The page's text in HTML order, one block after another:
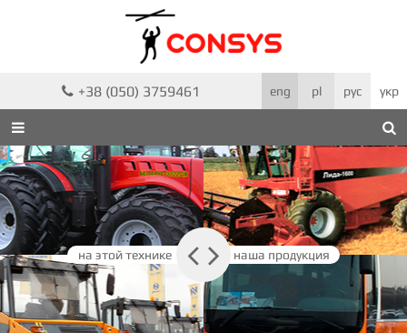
eng pl рус укр
 +38 (050) 3759461

на этой технике наша продукция
 